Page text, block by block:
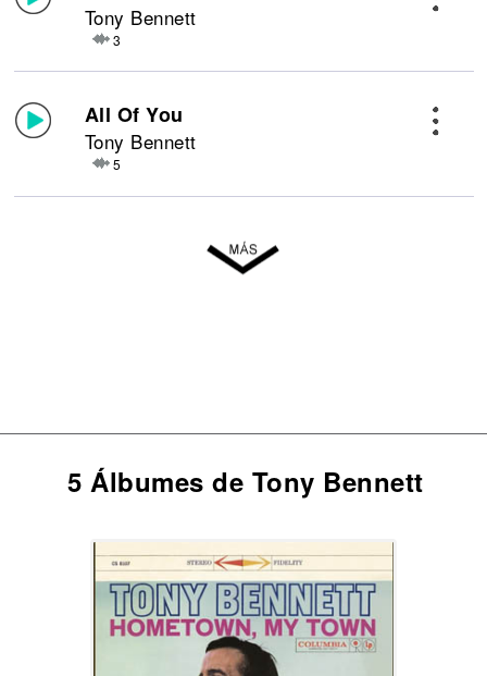
Tony Bennett
3
All Of You
Tony Bennett
5
5 Álbumes de Tony Bennett